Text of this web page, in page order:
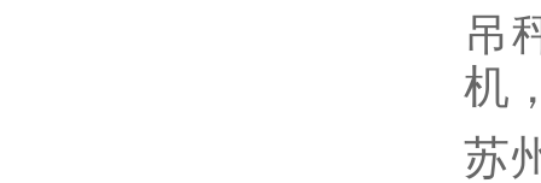
吊
机
苏